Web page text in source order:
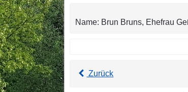
Name: Brun Bruns, Ehefrau
Zurück